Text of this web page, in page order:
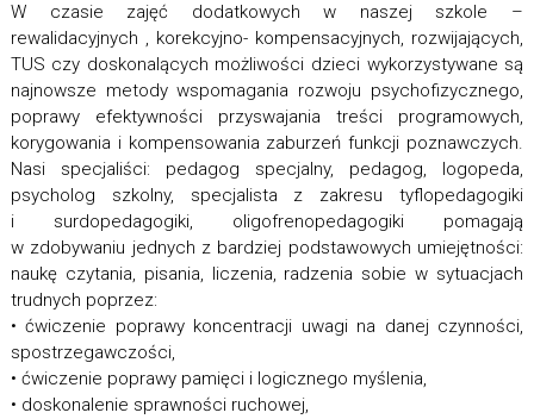
W czasie zajęć dodatkowych w naszej szkole –
rewalidacyjnych , korekcyjno- kompensacyjnych, rozwijających,
TUS czy doskonalących możliwości dzieci wykorzystywane są
najnowsze metody wspomagania rozwoju psychofizycznego,
poprawy efektywności przyswajania treści programowych,
korygowania i kompensowania zaburzeń funkcji poznawczych.
Nasi specjaliści: pedagog specjalny, pedagog, logopeda,
psycholog szkolny, specjalista z zakresu tyflopedagogiki
i surdopedagogiki, oligofrenopedagogiki pomagają
w zdobywaniu jednych z bardziej podstawowych umiejętności:
naukę czytania, pisania, liczenia, radzenia sobie w sytuacjach
trudnych poprzez:
• ćwiczenie poprawy koncentracji uwagi na danej czynności,
spostrzegawczości,
• ćwiczenie poprawy pamięci i logicznego myślenia,
• doskonalenie sprawności ruchowej,